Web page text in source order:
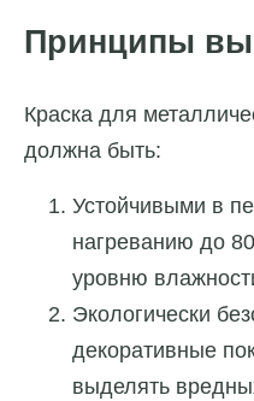
Принципы
Краска для
должна быть:
Устойчивыми в
нагреванию до
уровню
Экологически
декоративные
выделять